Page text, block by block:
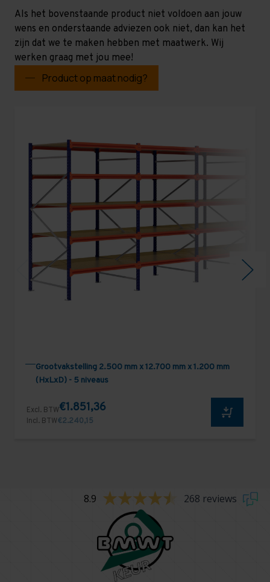
Als het bovenstaande product niet voldoen aan jouw
wens en onderstaande adviezen ook niet, dan kan het
zijn dat we te maken hebben met maatwerk. Wij
werken graag met jou mee!
Product op maat nodig?
Grootvakstelling 2.500 mm x 12.700 mm x 1.200 mm
(HxLxD) - 5 niveaus
Excl. BTW€1.851,36
Incl. BTW€2.240,15
8.9 268 reviews